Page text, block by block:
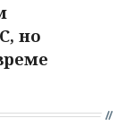
но